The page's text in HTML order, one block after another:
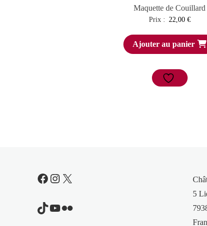
Maquette de Couillard
Prix : 22,00 €
Ajouter au panier
Facebook
Instagram
X
TikTok
YouTube
Flickr
5